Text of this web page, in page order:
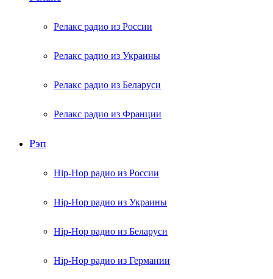
Релакс радио из России
Релакс радио из Украины
Релакс радио из Беларуси
Релакс радио из Франции
Рэп
Hip-Hop радио из России
Hip-Hop радио из Украины
Hip-Hop радио из Беларуси
Hip-Hop радио из Германии